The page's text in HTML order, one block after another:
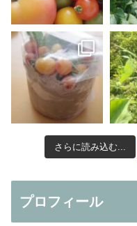
さらに読み込む...
プロフィール